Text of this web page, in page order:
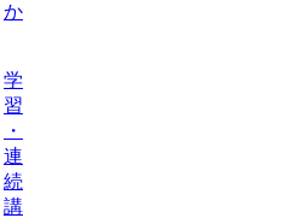
か
学
習
・
連
続
講